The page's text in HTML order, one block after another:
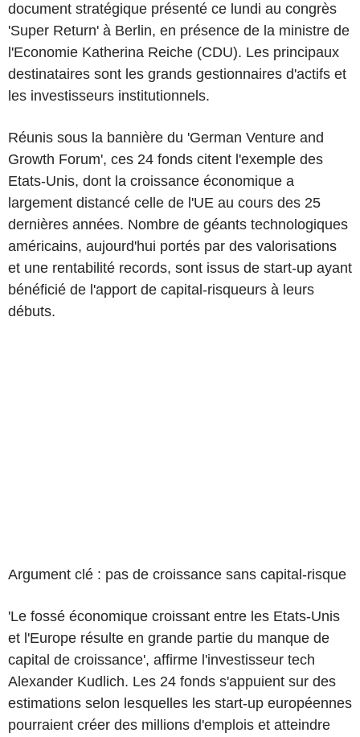
document stratégique présenté ce lundi au congrès
'Super Return' à Berlin, en présence de la ministre de
l'Economie Katherina Reiche (CDU). Les principaux
destinataires sont les grands gestionnaires d'actifs et
les investisseurs institutionnels.
Réunis sous la bannière du 'German Venture and
Growth Forum', ces 24 fonds citent l'exemple des
Etats-Unis, dont la croissance économique a
largement distancé celle de l'UE au cours des 25
dernières années. Nombre de géants technologiques
américains, aujourd'hui portés par des valorisations
et une rentabilité records, sont issus de start-up ayant
bénéficié de l'apport de capital-risqueurs à leurs
débuts.
Argument clé : pas de croissance sans capital-risque
'Le fossé économique croissant entre les Etats-Unis
et l'Europe résulte en grande partie du manque de
capital de croissance', affirme l'investisseur tech
Alexander Kudlich. Les 24 fonds s'appuient sur des
estimations selon lesquelles les start-up européennes
pourraient créer des millions d'emplois et atteindre